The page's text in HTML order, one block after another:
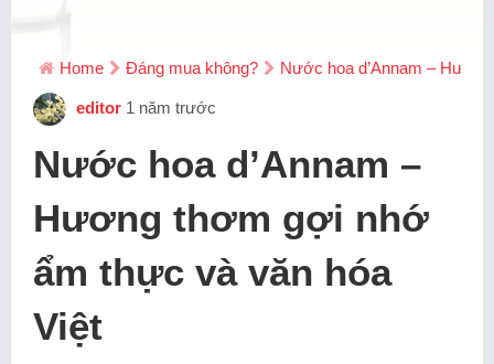
Home Đáng mua không? Nước hoa d’Annam –
editor 1 năm trước
Nước hoa d’Annam –
Hương thơm gợi nhớ
ẩm thực và văn hóa
Việt